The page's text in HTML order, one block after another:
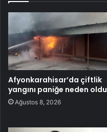
Afyonkarahisar’da çiftlik
yangını paniğe neden oldu
Ağustos 8, 2026